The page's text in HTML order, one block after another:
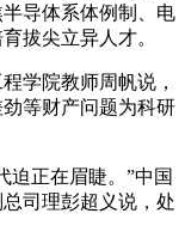
导体系体例制、电
拔尖立异人才。
学院教师周帆说，
等财产问题为科研
正在眉睫。”中国
司理彭超义说，处